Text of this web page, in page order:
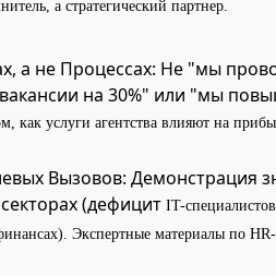
а стратегический партнер.
а не Процессах: Не "мы
на 30%" или "мы
как услуги агентства влияют на
Вызовов: Демонстрация
(дефицит IT-
Экспертные материалы по